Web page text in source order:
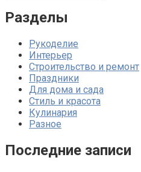
Разделы
Рукоделие
Интерьер
Строительство и ремонт
Праздники
Для дома и сада
Стиль и красота
Кулинария
Разное
Последние записи